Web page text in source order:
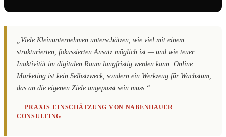
„Viele Kleinunternehmen unterschätzen, wie viel mit einem
strukturierten, fokussierten Ansatz möglich ist — und wie teuer
Inaktivität im digitalen Raum langfristig werden kann. Online
Marketing ist kein Selbstzweck, sondern ein Werkzeug für Wachstum,
das an die eigenen Ziele angepasst sein muss.“
— PRAXIS-EINSCHÄTZUNG VON NABENHAUER
CONSULTING